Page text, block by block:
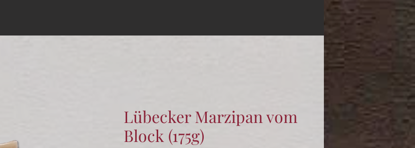
Lübecker Marzipan vom
Block (175g)